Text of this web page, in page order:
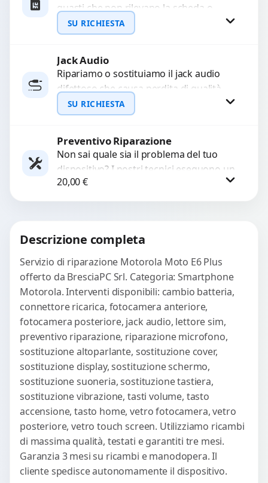
WhatsApp
guasti che non rilevano la scheda o
interrompono il segnale. Utilizziamo
ricambi testati e garantiti...
SU RICHIESTA
Richiedi Preventivo
WhatsApp
Jack Audio
Ripariamo o sostituiamo il jack audio
difettoso che causa perdita di qualità
sonora o impossibilità di collegare cuffie
e accessori....
SU RICHIESTA
Richiedi Preventivo
WhatsApp
Preventivo Riparazione
Non sai quale sia il problema del tuo
dispositivo? I nostri tecnici eseguono un
check-up completo con strumenti
avanzati per...
20,00€
Descrizione completa
Servizio di riparazione Motorola Moto E6 Plus
offerto da BresciaPC Srl. Categoria: Smartphone
Motorola. Interventi disponibili: cambio batteria,
connettore ricarica, fotocamera anteriore,
fotocamera posteriore, jack audio, lettore sim,
preventivo riparazione, riparazione microfono,
sostituzione altoparlante, sostituzione cover,
sostituzione display, sostituzione schermo,
sostituzione suoneria, sostituzione tastiera,
sostituzione vibrazione, tasti volume, tasto
accensione, tasto home, vetro fotocamera, vetro
posteriore, vetro touch screen. Utilizziamo ricambi
di massima qualità, testati e garantiti tre mesi.
Garanzia 3 mesi su ricambi e manodopera. Il
cliente spedisce autonomamente il dispositivo.